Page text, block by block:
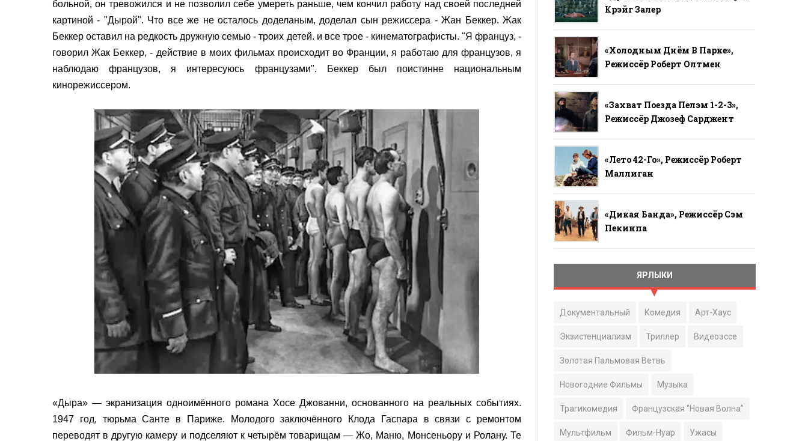
больной, он тревожился и не позволил себе умереть раньше, чем кончил работу над своей последней
картиной - "Дырой". Что все же не осталось доделаным, доделал сын режиссера - Жан Беккер. Жак
Беккер оставил на редкость дружную семью - троих детей. и все трое - кинематографисты. "Я француз, -
говорил Жак Беккер, - действие в моих фильмах происходит во Франции, я работаю для французов, я
наблюдаю французов, я интересуюсь французами". Беккер был поистинне национальным
кинорежиссером.
«Дыра» — экранизация одноимённого романа Хосе Джованни, основанного на реальных событиях.
1947 год, тюрьма Санте в Париже. Молодого заключённого Клода Гаспара в связи с ремонтом
переводят в другую камеру и подселяют к четырём товарищам — Жо, Маню, Монсеньору и Ролану. Те
Крэйг Залер
«Холодным Днём В Парке»,
Режиссёр Роберт Олтмен
«Захват Поезда Пелэм 1-2-3»,
Режиссёр Джозеф Сарджент
«Лето 42-Го», Режиссёр Роберт
Маллиган
«Дикая Банда», Режиссёр Сэм
Пекинпа
ЯРЛЫКИ
Документальный Комедия Арт-Хаус
Экзистенциализм Триллер Видеоэссе
Золотая Пальмовая Ветвь
Новогодние Фильмы Музыка
Трагикомедия Французская "Новая Волна"
Мультфильм Фильм-Нуар Ужасы